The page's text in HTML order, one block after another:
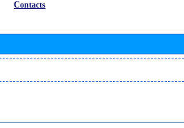
Contacts